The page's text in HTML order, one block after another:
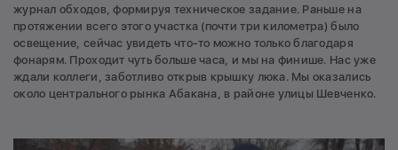
журнал обходов, формируя техническое задание. Раньше на
протяжении всего этого участка (почти три километра) было
освещение, сейчас увидеть что-то можно только благодаря
фонарям. Проходит чуть больше часа, и мы на финише. Нас уже
ждали коллеги, заботливо открыв крышку люка. Мы оказались
около центрального рынка Абакана, в районе улицы Шевченко.